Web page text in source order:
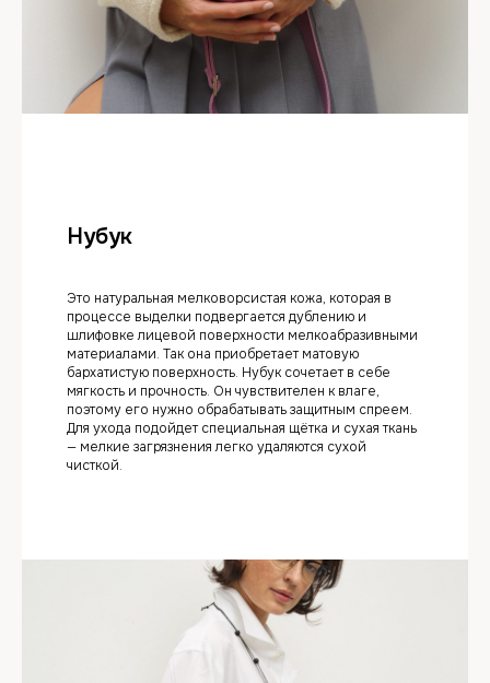
Нубук
Это натуральная мелковорсистая кожа, которая в
процессе выделки подвергается дублению и
шлифовке лицевой поверхности мелкоабразивными
материалами. Так она приобретает матовую
бархатистую поверхность. Нубук сочетает в себе
мягкость и прочность. Он чувствителен к влаге,
поэтому его нужно обрабатывать защитным спреем.
Для ухода подойдет специальная щётка и сухая ткань
— мелкие загрязнения легко удаляются сухой
чисткой.